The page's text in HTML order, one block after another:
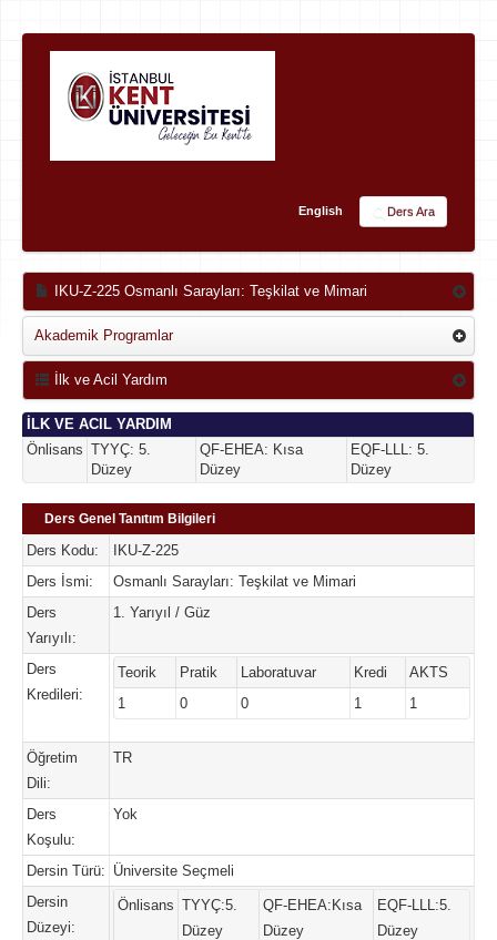
English Ders Ara
IKU-Z-225 Osmanlı Sarayları: Teşkilat ve Mimari
Akademik Programlar
İlk ve Acil Yardım
İLK VE ACIL YARDIM
Önlisans TYYÇ: 5.
Düzey
QF-EHEA: Kısa
Düzey
EQF-LLL: 5.
Düzey
Ders Genel Tanıtım Bilgileri
Ders Kodu:
IKU-Z-225
Ders İsmi:
Osmanlı Sarayları: Teşkilat ve Mimari
Ders
Yarıyılı:
1. Yarıyıl / Güz
Ders
Kredileri:
Teorik Pratik Laboratuvar Kredi
AKTS
1
0 0 1 1
Öğretim
Dili:
TR
Ders
Koşulu:
Yok
Dersin Türü: Üniversite Seçmeli
Dersin
Düzeyi:
Önlisans TYYÇ:5.
Düzey
QF-EHEA:Kısa
Düzey
EQF-LLL:5.
Düzey